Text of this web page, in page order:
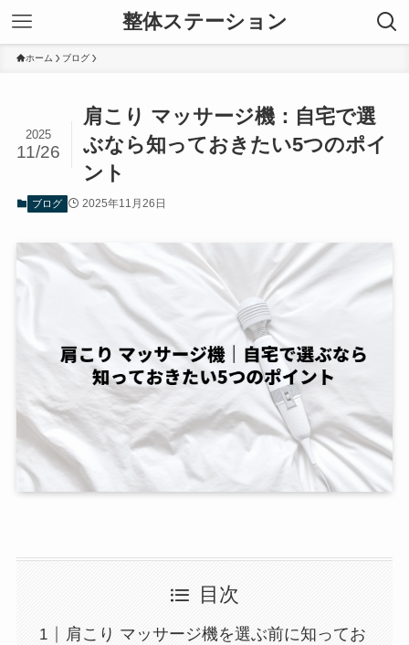
整体ステーション
ホーム ブログ
肩こり マッサージ機：自宅で選
ぶなら知っておきたい5つのポイ
ント
2025
11/26
ブログ 2025年11月26日
目次
肩こり マッサージ機を選ぶ前に知ってお